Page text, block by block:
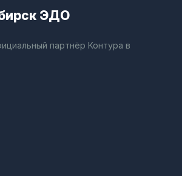
ЭДО
партнёр Контура в